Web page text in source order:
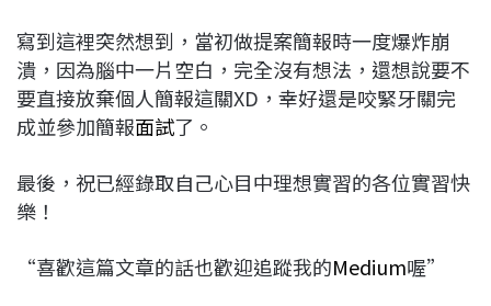
寫到這裡突然想到，當初做提案簡報時一度爆炸崩
潰，因為腦中一片空白，完全沒有想法，還想說要不
要直接放棄個人簡報這關XD，幸好還是咬緊牙關完
成並參加簡報面試了。
最後，祝已經錄取自己心目中理想實習的各位實習快
樂！
“喜歡這篇文章的話也歡迎追蹤我的Medium喔”